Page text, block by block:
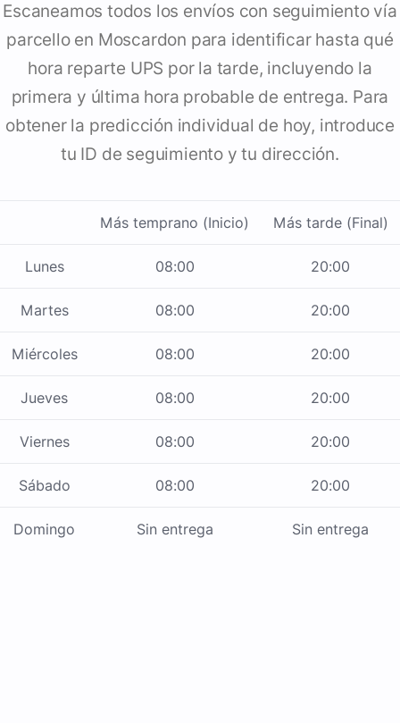
Escaneamos todos los envíos con seguimiento vía
parcello en Moscardon para identificar hasta qué
hora reparte UPS por la tarde, incluyendo la
primera y última hora probable de entrega. Para
obtener la predicción individual de hoy, introduce
tu ID de seguimiento y tu dirección.
Más temprano (Inicio) Más tarde (Final)
Lunes 08:00 20:00
Martes 08:00 20:00
Miércoles 08:00 20:00
Jueves 08:00 20:00
Viernes 08:00 20:00
Sábado 08:00 20:00
Domingo Sin entrega Sin entrega